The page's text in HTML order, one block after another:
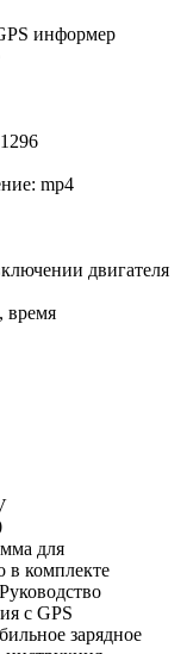
информер
mp4
двигателя
время
для
в комплекте
с GPS
зарядное